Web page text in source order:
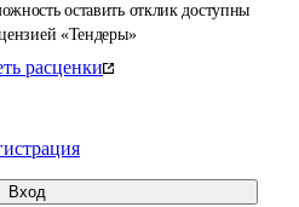
оставить отклик доступны
«Тендеры»
расценки
Вход